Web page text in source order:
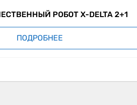
РОБОТ X-DELTA 2+1
ПОДРОБНЕЕ